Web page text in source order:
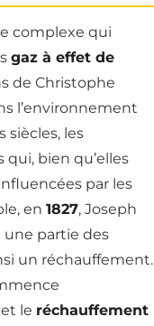
complexe qui
gaz à effet de
de Christophe
l’environnement
siècles, les
bien qu’elles
par les
en 1827, Joseph
partie des
un réchauffement.
le réchauffement